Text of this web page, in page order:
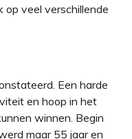
op veel verschillende
Een harde
en hoop in het
winnen. Begin
werd maar 55 jaar en